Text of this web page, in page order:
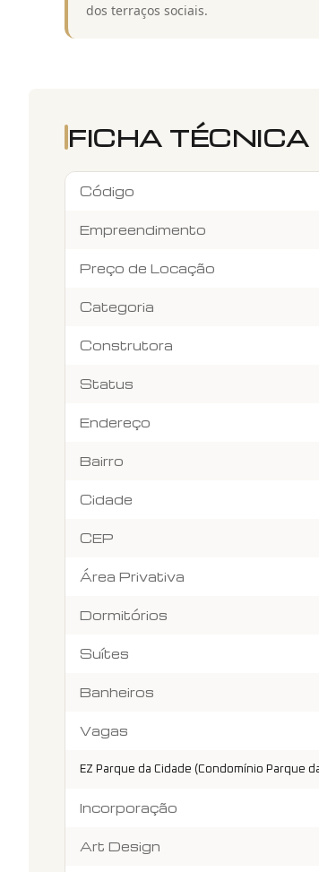
dos terraços sociais.
FICHA TÉCNICA
Código
Empreendimento
Preço de Locação
Categoria
Construtora
Status
Endereço
Bairro
Cidade
CEP
Área Privativa
Dormitórios
Suítes
Banheiros
Vagas
EZ Parque da Cidade (Condomínio Parque
Incorporação
Art Design